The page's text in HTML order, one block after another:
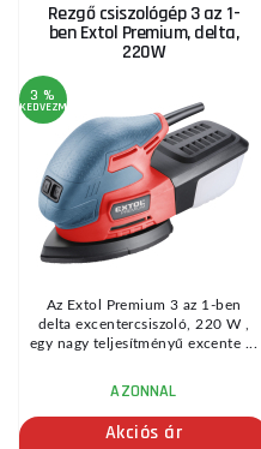
Rezgő csiszológép 3 az 1-
ben Extol Premium, delta,
220W
3 %
KEDVEZMÉNY
Az Extol Premium 3 az 1-ben
delta excentercsiszoló, 220 W ,
egy nagy teljesítményű excente ...
AZONNAL
Akciós ár